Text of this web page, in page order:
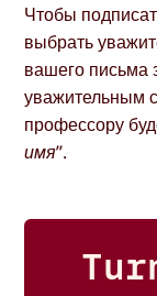
Чтобы
выбрать
вашего
уважительным
профессору
имя”.